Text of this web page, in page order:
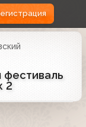
фестиваль
2